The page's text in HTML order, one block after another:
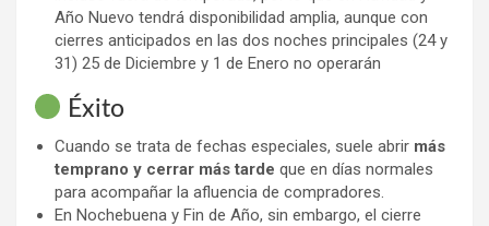
Año Nuevo tendrá disponibilidad amplia, aunque con
cierres anticipados en las dos noches principales (24 y
31) 25 de Diciembre y 1 de Enero no operarán
Éxito
Cuando se trata de fechas especiales, suele abrir más
temprano y cerrar más tarde que en días normales
para acompañar la afluencia de compradores.
En Nochebuena y Fin de Año, sin embargo, el cierre